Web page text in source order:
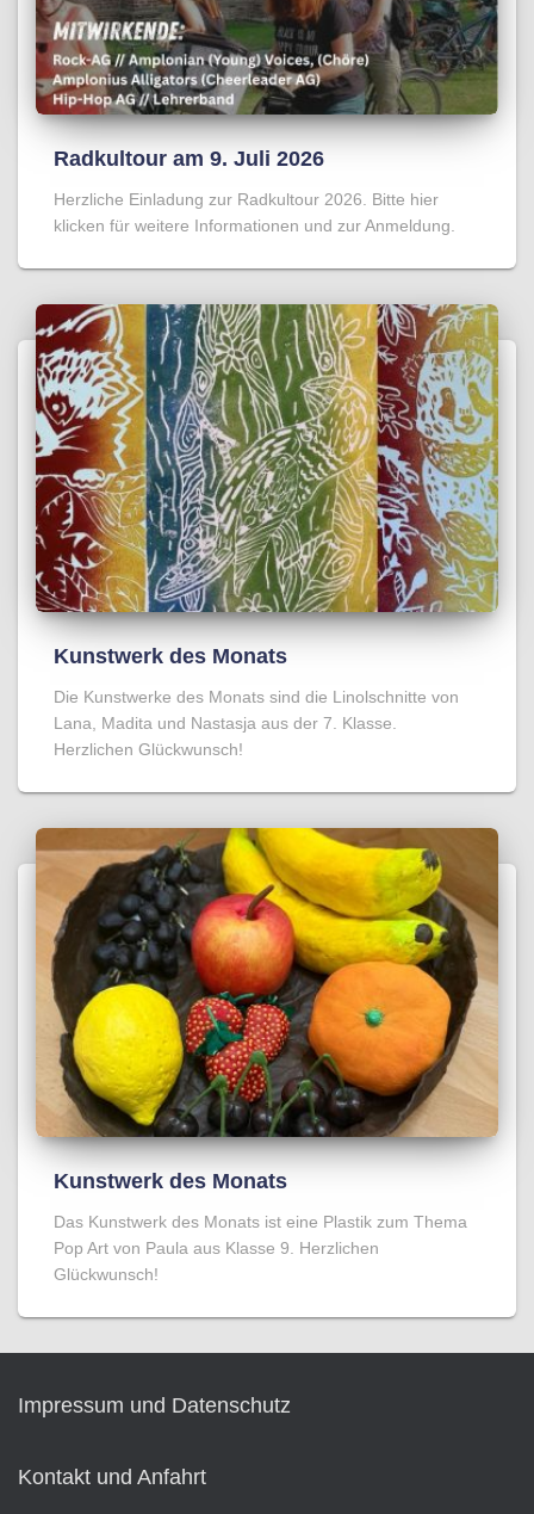
Radkultour am 9. Juli 2026
Herzliche Einladung zur Radkultour 2026. Bitte hier
klicken für weitere Informationen und zur Anmeldung.
Kunstwerk des Monats
Die Kunstwerke des Monats sind die Linolschnitte von
Lana, Madita und Nastasja aus der 7. Klasse.
Herzlichen Glückwunsch!
Kunstwerk des Monats
Das Kunstwerk des Monats ist eine Plastik zum Thema
Pop Art von Paula aus Klasse 9. Herzlichen
Glückwunsch!
Impressum und Datenschutz
Kontakt und Anfahrt